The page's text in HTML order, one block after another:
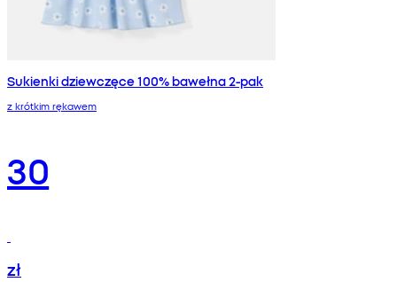
Sukienki dziewczęce 100% bawełna 2-pak
z krótkim rękawem
30
zł